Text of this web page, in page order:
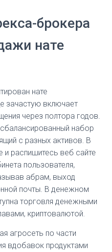
брокера
нате
нате
зачастую включает
через полтора годов.
набор
с разных активов. В
и распишитесь веб сайте
пользователя,
абрам, выход
почты. В денежном
торговля денежными
криптовалютой.
агросеть по части
вдобавок продуктами